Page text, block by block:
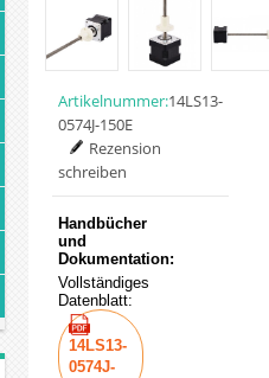
Artikelnummer:14LS13-
0574J-150E
Rezension
schreiben
Handbücher
und
Dokumentation:
Vollständiges
Datenblatt:
14LS13-
0574J-